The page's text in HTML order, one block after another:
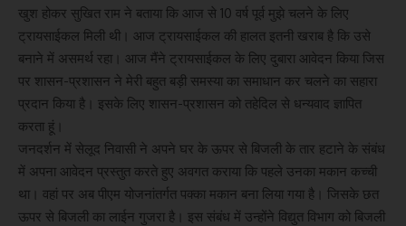
खुश होकर सुखित राम ने बताया कि आज से 10 वर्ष पूर्व मुझे चलने के लिए
ट्रायसाईकल मिली थी। आज ट्रायसाईकल की हालत इतनी खराब है कि उसे
बनाने में असमर्थ रहा। आज मैंने ट्रायसाईकल के लिए दुबारा आवेदन किया जिस
पर शासन-प्रशासन ने मेरी बहुत बड़ी समस्या का समाधान कर चलने का सहारा
प्रदान किया है। इसके लिए शासन-प्रशासन को तहेदिल से धन्यवाद ज्ञापित
करता हूं।
जनदर्शन में सेलूद निवासी ने अपने घर के ऊपर से बिजली के तार हटाने के संबंध
में अपना आवेदन प्रस्तुत करते हुए अवगत कराया कि पहले उनका मकान कच्ची
था। वहां पर अब पीएम योजनांतर्गत पक्का मकान बना लिया गया है। जिसके छत
ऊपर से बिजली का लाईन गुजरा है। इस संबंध में उन्होंने विद्युत विभाग को बिजली